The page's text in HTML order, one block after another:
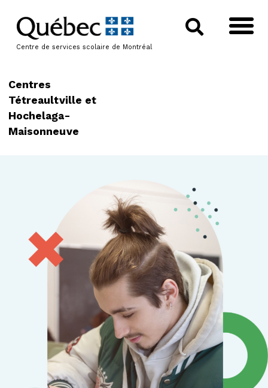
Centre de services scolaire de Montréal
Centres
Tétreaultville et
Hochelaga-
Maisonneuve